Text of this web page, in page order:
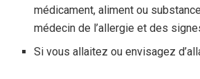
médicament, aliment ou
médecin de l’allergie et des
Si vous allaitez ou envisagez